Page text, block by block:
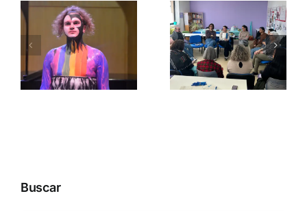
Encuentro
intercultural:
migración,
acogida y
Empatía
entre
vecinas
Buscar